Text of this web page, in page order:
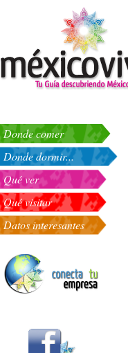
Donde comer
Donde dormir...
Qué ver
Qué visitar
Datos interesantes